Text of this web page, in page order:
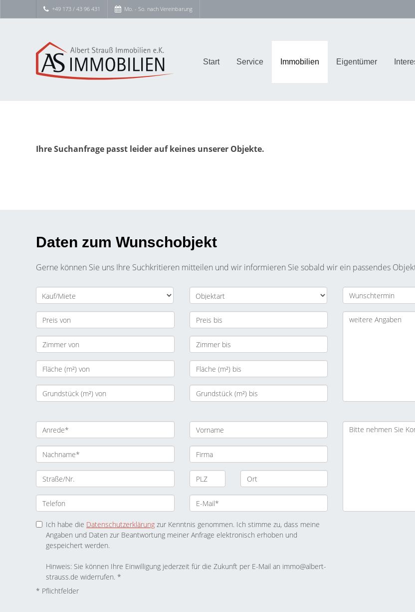
+49 173 / 43 96 431 Mo. - So. nach Vereinbarung
Start Service Immobilien Eigentümer
Ihre Suchanfrage passt leider auf keines unserer Objekte.
Daten zum Wunschobjekt
Gerne können Sie uns Ihre Suchkritieren mitteilen und wir informieren Sie sobald wir ein passendes
Ich habe die Datenschutzerklärung zur Kenntnis genommen. Ich stimme zu, dass meine
Angaben und Daten zur Beantwortung meiner Anfrage elektronisch erhoben und
gespeichert werden.
Hinweis: Sie können Ihre Einwilligung jederzeit für die Zukunft per E-Mail an immo@albert-
strauss.de widerrufen. *
* Pflichtfelder